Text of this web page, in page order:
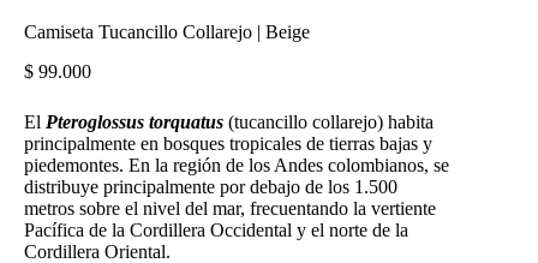
Camiseta Tucancillo Collarejo | Beige
$ 99.000
El Pteroglossus torquatus (tucancillo collarejo) habita
principalmente en bosques tropicales de tierras bajas y
piedemontes. En la región de los Andes colombianos, se
distribuye principalmente por debajo de los 1.500
metros sobre el nivel del mar, frecuentando la vertiente
Pacífica de la Cordillera Occidental y el norte de la
Cordillera Oriental.